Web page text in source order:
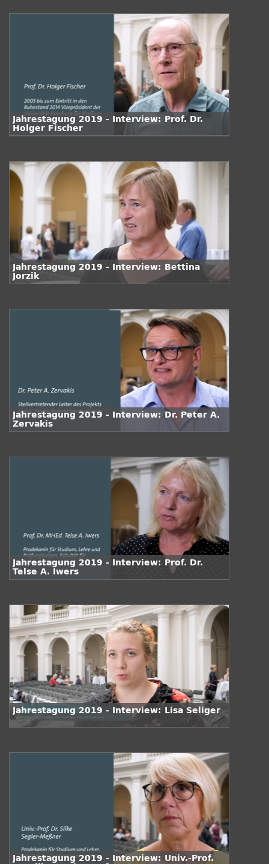
Jahrestagung 2019 - Interview: Prof. Dr.
Holger Fischer
Jahrestagung 2019 - Interview: Bettina
Jorzik
Jahrestagung 2019 - Interview: Dr. Peter A.
Zervakis
Jahrestagung 2019 - Interview: Prof. Dr.
Telse A. Iwers
Jahrestagung 2019 - Interview: Lisa Seliger
Jahrestagung 2019 - Interview: Univ.-Prof.